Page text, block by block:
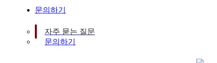
문의하기
자주 묻는 질문
문의하기